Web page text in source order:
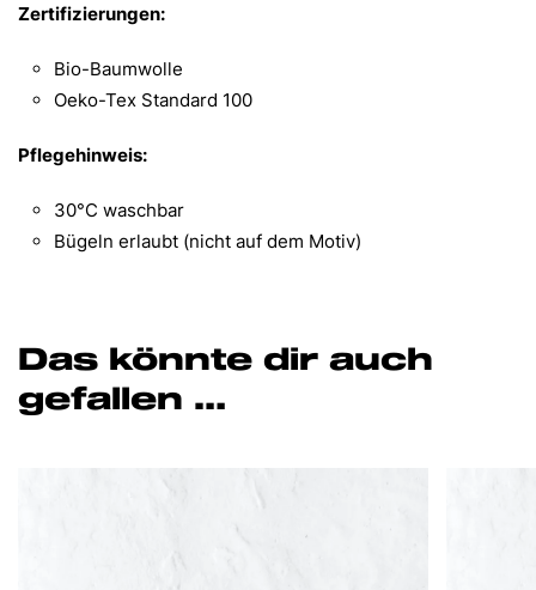
Zertifizierungen:
Bio-Baumwolle
Oeko-Tex Standard 100
Pflegehinweis:
30°C waschbar
Bügeln erlaubt (nicht auf dem Motiv)
Das könnte dir auch
gefallen …